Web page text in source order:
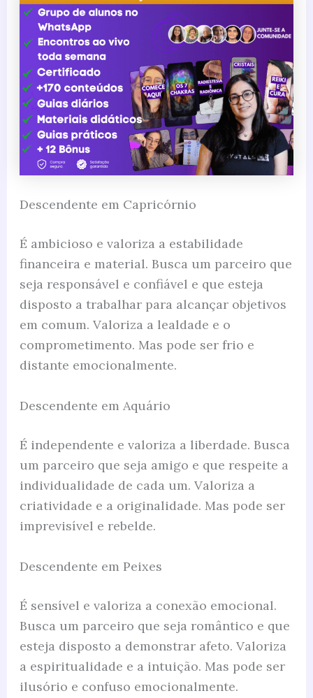
Descendente em Capricórnio
É ambicioso e valoriza a estabilidade
financeira e material. Busca um parceiro que
seja responsável e confiável e que esteja
disposto a trabalhar para alcançar objetivos
em comum. Valoriza a lealdade e o
comprometimento. Mas pode ser frio e
distante emocionalmente.
Descendente em Aquário
É independente e valoriza a liberdade. Busca
um parceiro que seja amigo e que respeite a
individualidade de cada um. Valoriza a
criatividade e a originalidade. Mas pode ser
imprevisível e rebelde.
Descendente em Peixes
É sensível e valoriza a conexão emocional.
Busca um parceiro que seja romântico e que
esteja disposto a demonstrar afeto. Valoriza
a espiritualidade e a intuição. Mas pode ser
ilusório e confuso emocionalmente.